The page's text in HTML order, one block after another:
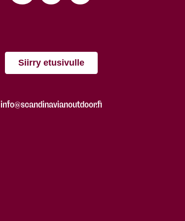
Siirry etusivulle
info@scandinavianoutdoor.fi